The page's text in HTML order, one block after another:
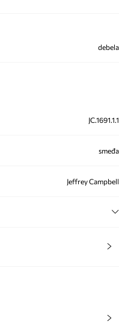
debela
JC.1691.1.1
smeđa
Jeffrey Campbell